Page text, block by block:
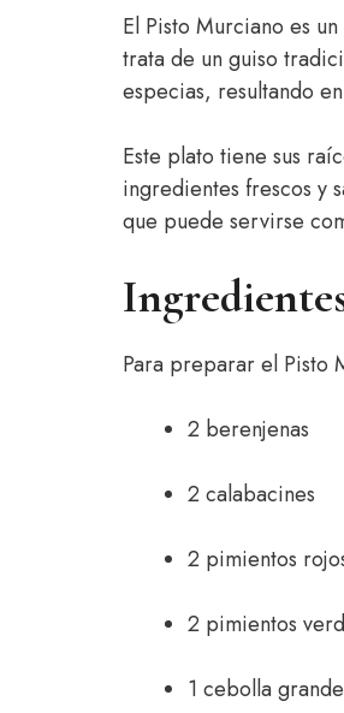
El Pisto Murciano es
trata de un guiso
especias, resultando
Este plato tiene sus
ingredientes frescos y
que puede servirse
Para preparar el Pisto
2 berenjenas
2 calabacines
2 pimientos
2 pimientos
1 cebolla grande